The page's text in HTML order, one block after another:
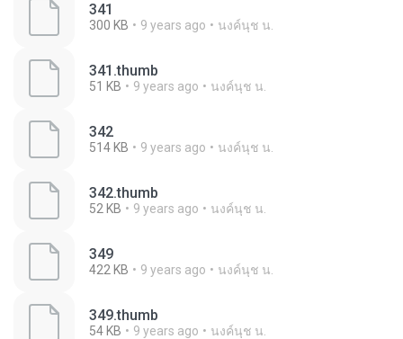
341
300 KB 9 years ago นงค์นุช น.
341.thumb
51 KB 9 years ago นงค์นุช น.
342
514 KB 9 years ago นงค์นุช น.
342.thumb
52 KB 9 years ago นงค์นุช น.
349
422 KB 9 years ago นงค์นุช น.
349.thumb
54 KB 9 years ago นงค์นุช น.